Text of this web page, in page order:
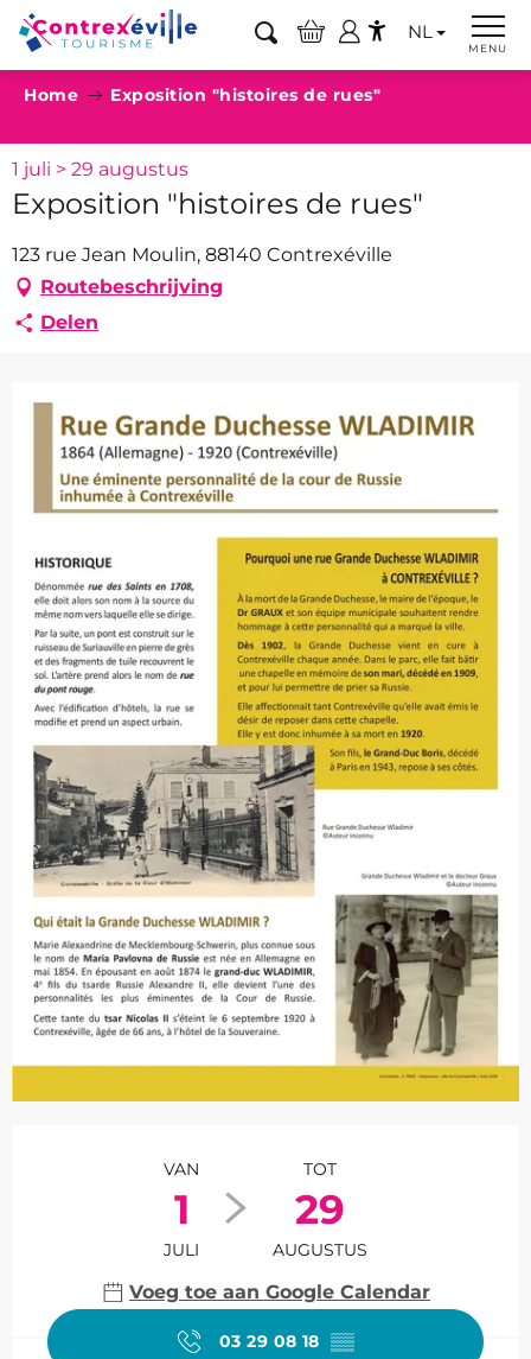
Aller
au
contenu
principal
MENU
Accessibilité
Zoek op
NL
Home Exposition "histoires de rues"
1 juli > 29 augustus
Exposition "histoires de rues"
123 rue Jean Moulin, 88140 Contrexéville
Routebeschrijving
Delen
VAN
1
JULI
TOT
29
AUGUSTUS
Voeg toe aan Google Calendar
03 29 08 18 ▒▒